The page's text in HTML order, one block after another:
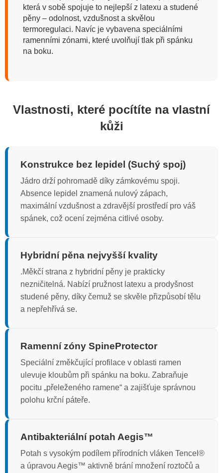
která v sobě spojuje to nejlepší z latexu a studené
pěny – odolnost, vzdušnost a skvělou
termoregulaci. Navíc je vybavena speciálními
ramenními zónami, které uvolňují tlak při spánku
na boku.
Vlastnosti, které pocítíte na vlastní
kůži
Konstrukce bez lepidel (Suchý spoj)
Jádro drží pohromadě díky zámkovému spoji.
Absence lepidel znamená nulový zápach,
maximální vzdušnost a zdravější prostředí pro váš
spánek, což ocení zejména citlivé osoby.
Hybridní pěna nejvyšší kvality
.Měkčí strana z hybridní pěny je prakticky
nezničitelná. Nabízí pružnost latexu a prodyšnost
studené pěny, díky čemuž se skvěle přizpůsobí tělu
a nepřehřívá se.
Ramenní zóny SpineProtector
Speciální změkčující profilace v oblasti ramen
ulevuje kloubům při spánku na boku. Zabraňuje
pocitu „přeleženého ramene“ a zajišťuje správnou
polohu krční páteře.
Antibakteriální potah Aegis™
Potah s vysokým podílem přírodních vláken Tencel®
a úpravou Aegis™ aktivně brání množení roztočů a